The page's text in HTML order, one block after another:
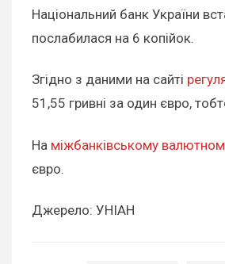
Національний банк України
послабилася на 6 копійок.
Згідно з даними на сайті
51,55 гривні за один євро,
На міжбанківському
євро.
Джерело: УНІАН